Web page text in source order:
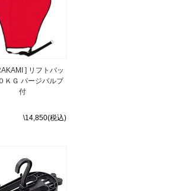
] リフトバッ
ＫＧ パージバルブ
付
\14,850(税込)